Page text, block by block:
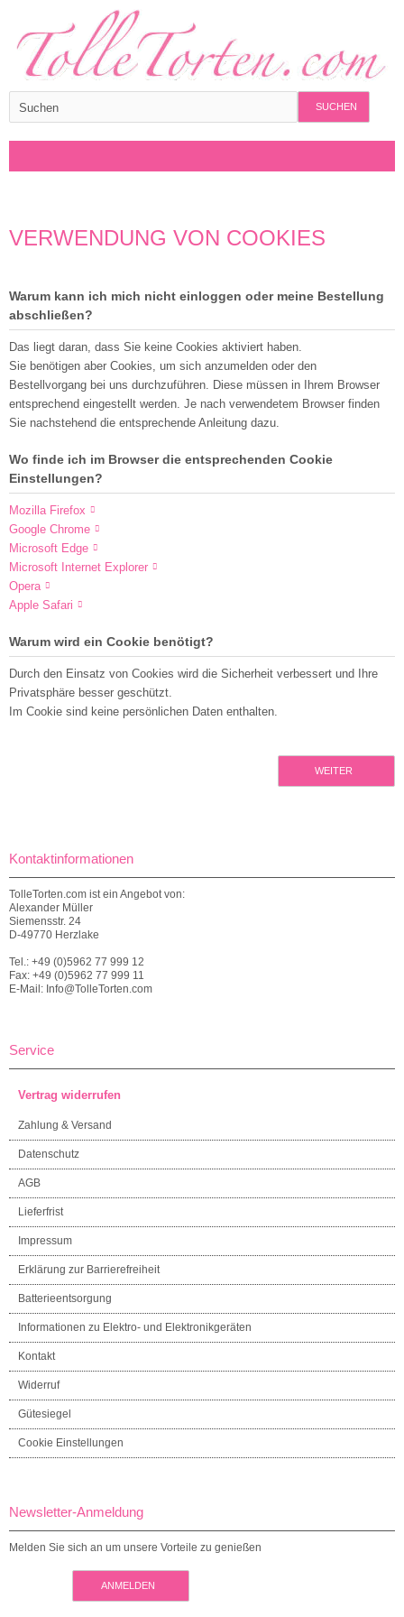
SUCHEN
VERWENDUNG VON COOKIES
Warum kann ich mich nicht einloggen oder meine Bestellung
abschließen?
Das liegt daran, dass Sie keine Cookies aktiviert haben.
Sie benötigen aber Cookies, um sich anzumelden oder den
Bestellvorgang bei uns durchzuführen. Diese müssen in Ihrem Browser
entsprechend eingestellt werden. Je nach verwendetem Browser finden
Sie nachstehend die entsprechende Anleitung dazu.
Wo finde ich im Browser die entsprechenden Cookie
Einstellungen?
Mozilla Firefox
Google Chrome
Microsoft Edge
Microsoft Internet Explorer
Opera
Apple Safari
Warum wird ein Cookie benötigt?
Durch den Einsatz von Cookies wird die Sicherheit verbessert und Ihre
Privatsphäre besser geschützt.
Im Cookie sind keine persönlichen Daten enthalten.
WEITER
Kontaktinformationen
TolleTorten.com ist ein Angebot von:
Alexander Müller
Siemensstr. 24
D-49770 Herzlake
Tel.: +49 (0)5962 77 999 12
Fax: +49 (0)5962 77 999 11
E-Mail: Info@TolleTorten.com
Service
Vertrag widerrufen
Zahlung & Versand
Datenschutz
AGB
Lieferfrist
Impressum
Erklärung zur Barrierefreiheit
Batterieentsorgung
Informationen zu Elektro- und Elektronikgeräten
Kontakt
Widerruf
Gütesiegel
Cookie Einstellungen
Newsletter-Anmeldung
Melden Sie sich an um unsere Vorteile zu genießen
ANMELDEN